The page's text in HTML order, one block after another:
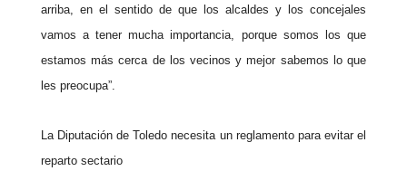
arriba, en el sentido de que los alcaldes y los concejales
vamos a tener mucha importancia, porque somos los que
estamos más cerca de los vecinos y mejor sabemos lo que
les preocupa”.
La Diputación de Toledo necesita un reglamento para evitar el
reparto sectario